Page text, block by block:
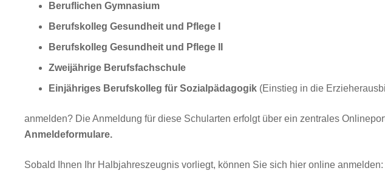
Beruflichen Gymnasium
Berufskolleg Gesundheit und Pflege I
Berufskolleg Gesundheit und Pflege II
Zweijährige Berufsfachschule
Einjähriges Berufskolleg für Sozialpädagogik (Einstieg in die
anmelden? Die Anmeldung für diese Schularten erfolgt über ein zentrales
Anmeldeformulare.
Sobald Ihnen Ihr Halbjahreszeugnis vorliegt, können Sie sich hier online anmelden: